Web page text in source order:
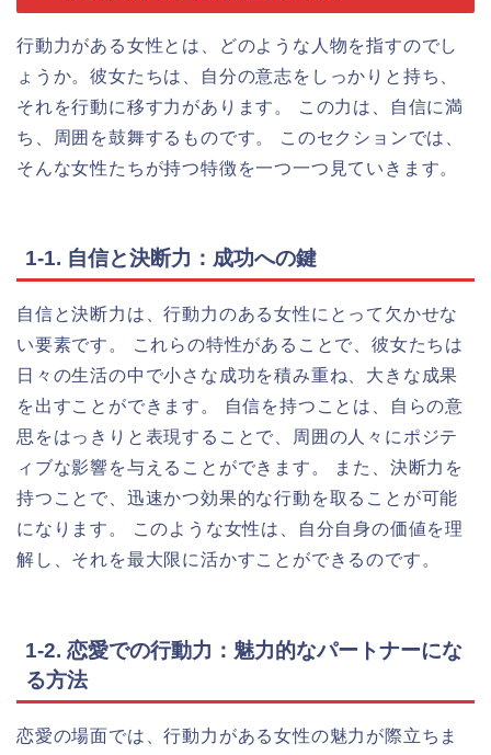
行動力がある女性とは、どのような人物を指すのでし
ょうか。彼女たちは、自分の意志をしっかりと持ち、
それを行動に移す力があります。 この力は、自信に満
ち、周囲を鼓舞するものです。 このセクションでは、
そんな女性たちが持つ特徴を一つ一つ見ていきます。
1-1. 自信と決断力：成功への鍵
自信と決断力は、行動力のある女性にとって欠かせな
い要素です。 これらの特性があることで、彼女たちは
日々の生活の中で小さな成功を積み重ね、大きな成果
を出すことができます。 自信を持つことは、自らの意
思をはっきりと表現することで、周囲の人々にポジテ
ィブな影響を与えることができます。 また、決断力を
持つことで、迅速かつ効果的な行動を取ることが可能
になります。 このような女性は、自分自身の価値を理
解し、それを最大限に活かすことができるのです。
1-2. 恋愛での行動力：魅力的なパートナーにな
る方法
恋愛の場面では、行動力がある女性の魅力が際立ちま